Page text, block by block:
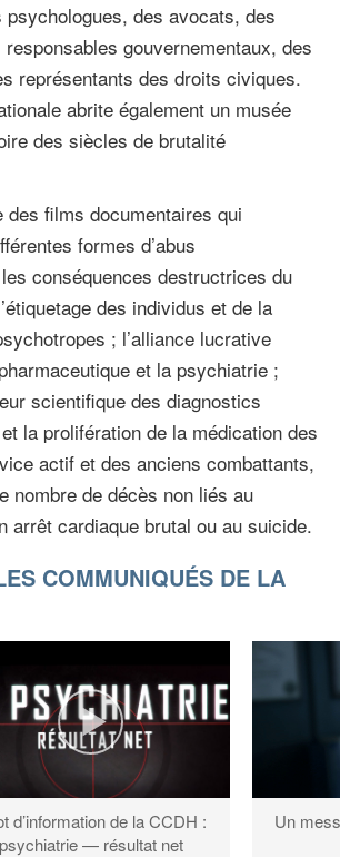
des avocats, des
gouvernementaux, des
représentants des droits civiques.
abrite également un musée
des siècles de brutalité
des films documentaires qui
formes d’abus
conséquences destructrices du
des individus et de la
; l’alliance lucrative
et la psychiatrie ;
scientifique des diagnostics
la prolifération de la médication des
actif et des anciens combattants,
nombre de décès non liés au
arrêt cardiaque brutal ou au suicide.
COMMUNIQUÉS DE LA
d’information de la CCDH :
psychiatrie — résultat net
Un